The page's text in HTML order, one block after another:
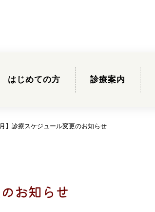
はじめての方 診療案内
月】診療スケジュール変更のお知らせ
お知らせ